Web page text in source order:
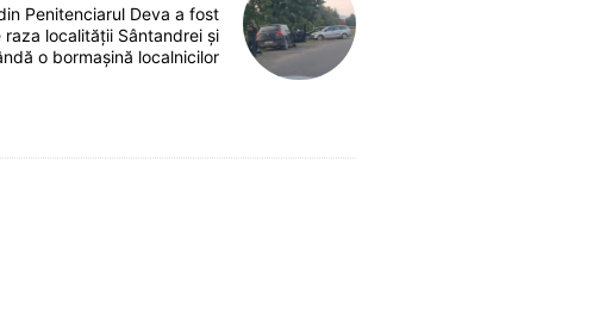
Penitenciarul Deva a fost
raza localității Sântandrei și
o bormașină localnicilor